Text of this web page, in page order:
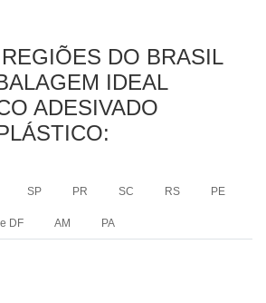
DO BRASIL
IDEAL
ADESIVADO
SP PR SC RS PE
DF AM PA